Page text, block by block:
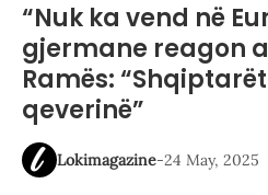
“Nuk ka vend në
gjermane reagon
Ramës:
qeverinë”
Lokimagazine-24 May, 2025